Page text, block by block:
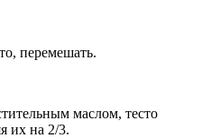
перемешать.
маслом, тесто
их на 2/3.